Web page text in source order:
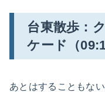
台東散歩：
ケード（
あとはすることもな